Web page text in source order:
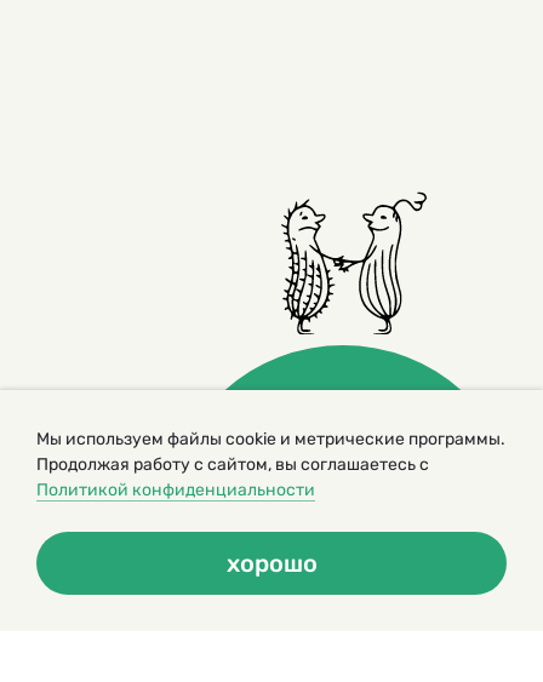
© 2000 – 2026. Кукумбер. Литературный иллюстрированный
журнал для детей
сайта
Политика конфиденциальности
Мы используем файлы cookie и метрические программы.
Продолжая работу с сайтом, вы соглашаетесь с
Политикой конфиденциальности
хорошо